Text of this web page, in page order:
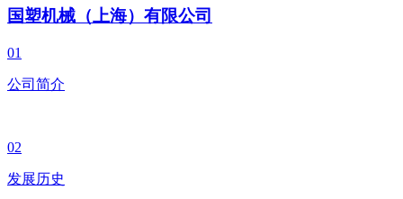
国塑机械（上海）有限公司
01
公司简介
02
发展历史